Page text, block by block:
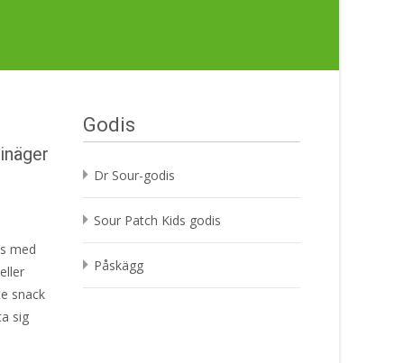
med
snack
sig
Godis
Dr Sour-godis
Sour Patch Kids godis
Påskägg